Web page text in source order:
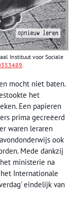
Instituut voor Sociale
mocht niet baten.
het
Een papieren
prima gecreëerd
waren leraren
ook
Mede dankzij
ministerie na
Internationale
eindelijk van